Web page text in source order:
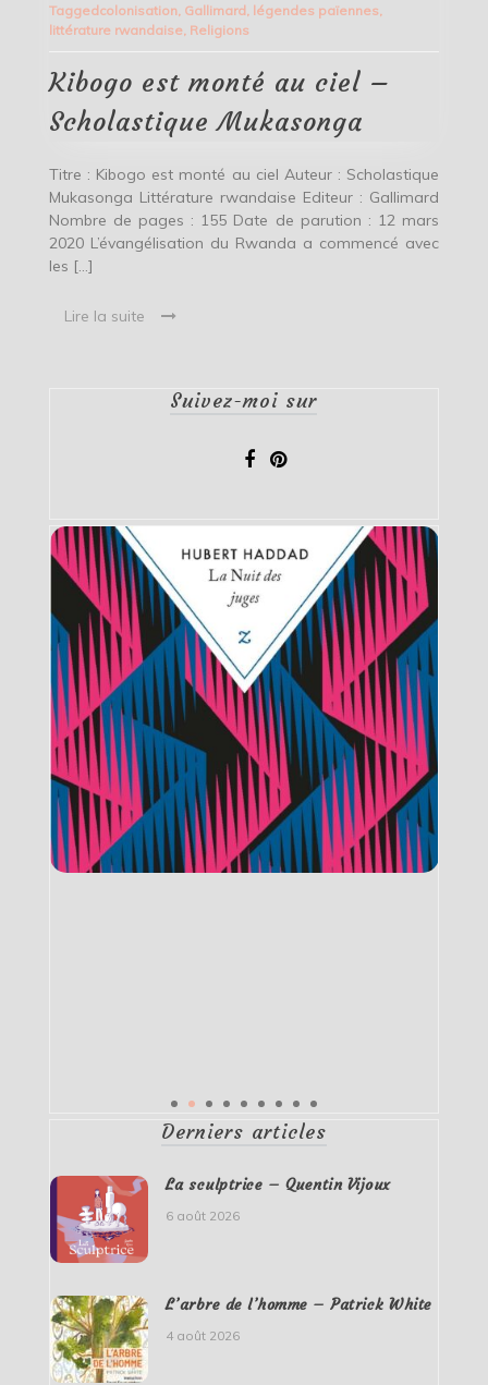
monté
Scholastique
Taggedcolonisation, Gallimard, légendes païennes
littérature rwandaise, Religions
Kibogo est monté au ciel –
Scholastique Mukasonga
Titre : Kibogo est monté au ciel Auteur : Scholastique
Mukasonga Littérature rwandaise Editeur : Gallimard
Nombre de pages : 155 Date de parution : 12 mars
2020 L’évangélisation du Rwanda a commencé avec
les […]
Lire la suite
Suivez-moi sur
Derniers articles
La sculptrice – Quentin Vijoux
6 août 2026
L’arbre de l’homme – Patrick White
4 août 2026